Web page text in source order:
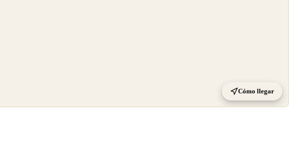
Cómo llegar